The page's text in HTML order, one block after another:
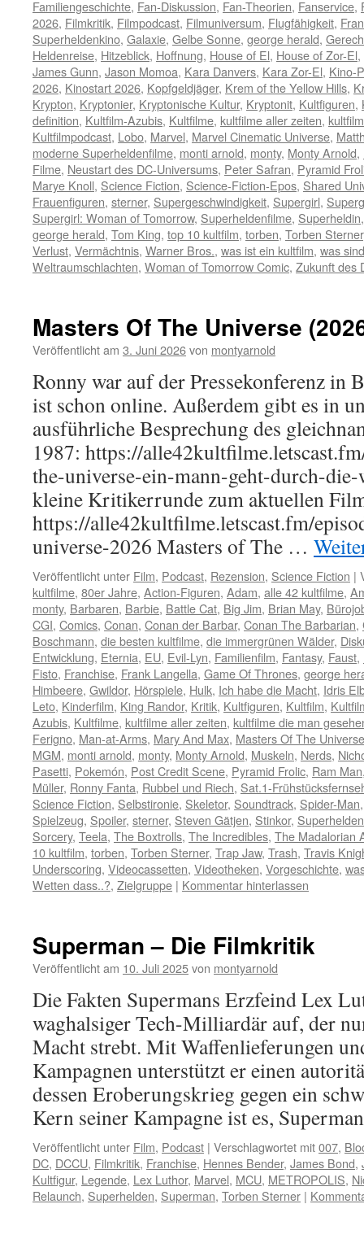
Familiengeschichte, Fan-Diskussion, Fan-Theorien, Fanservice,
2026, Filmkritik, Filmpodcast, Filmuniversum, Flugfähigkeit,
Superheldenkino, Galaxie, Gelbe Sonne, george herald,
Heldenreise, Hitzeblick, Hoffnung, House of El, House of Zor-El,
James Gunn, Jason Momoa, Kara Danvers, Kara Zor-El, Kino-
2026, Kinostart 2026, Kopfgeldjäger, Krem of the Yellow Hills,
Krypton, Kryptonier, Kryptonische Kultur, Kryptonit, Kultfiguren,
definition, Kultfilm-Azubis, Kultfilme, kultfilme aller zeiten,
Kultfilmpodcast, Lobo, Marvel, Marvel Cinematic Universe,
moderne Superheldenfilme, monti arnold, monty, Monty Arnold,
Filme, Neustart des DC-Universums, Peter Safran, Pyramid
Marye Knoll, Science Fiction, Science-Fiction-Epos, Shared
Frauenfiguren, sterner, Supergeschwindigkeit, Supergirl,
Supergirl: Woman of Tomorrow, Superheldenfilme, Superheldin
george herald, Tom King, top 10 kultfilm, torben, Torben Sterner
Verlust, Vermächtnis, Warner Bros., was ist ein kultfilm, was
Weltraumschlachten, Woman of Tomorrow Comic, Zukunft des
Masters Of The Universe
Veröffentlicht am 3. Juni 2026von montyarnold
Ronny war auf der Pressekonferenz in
ist schon online. Außerdem gibt es in
ausführliche Besprechung des
1987: https://
the-universe-ein-mann-geht-durch-die-
kleine Kritikerrunde zum aktuellen
https://alle42kultfilme.letscast.fm/
universe-2026 Masters of The …
Veröffentlicht unter Film, Podcast, Rezension, Science Fiction |
kultfilme, 80er Jahre, Action-Figuren, Adam, alle 42 kultfilme,
monty, Barbaren, Barbie, Battle Cat, Big Jim, Brian May,
CGI, Comics, Conan, Conan der Barbar, Conan The Barbarian,
Boschmann, die besten kultfilme, die immergrünen Wälder,
Entwicklung, Eternia, EU, Evil-Lyn, Familienfilm, Fantasy, Faust,
Fisto, Franchise, Frank Langella, Game Of Thrones, george
Himbeere, Gwildor, Hörspiele, Hulk, Ich habe die Macht, Idris
Leto, Kinderfilm, King Randor, Kritik, Kultfiguren, Kultfilm,
Azubis, Kultfilme, kultfilme aller zeiten, kultfilme die man
Ferigno, Man-at-Arms, Mary And Max, Masters Of The Universe
MGM, monti arnold, monty, Monty Arnold, Muskeln, Nerds,
Pasetti, Pokemón, Post Credit Scene, Pyramid Frolic, Ram Man
Müller, Ronny Fanta, Rubbel und Riech, Sat.1-
Science Fiction, Selbstironie, Skeletor, Soundtrack, Spider-Man
Spielzeug, Spoiler, sterner, Steven Gätjen, Stinkor,
Sorcery, Teela, The Boxtrolls, The Incredibles, The Madalorian
10 kultfilm, torben, Torben Sterner, Trap Jaw, Trash, Travis
Underscoring, Videocassetten, Videotheken, Vorgeschichte,
Wetten dass..?, Zielgruppe | Kommentar hinterlassen
Superman – Die Filmkritik
Veröffentlicht am 10. Juli 2025von montyarnold
Die Fakten Supermans Erzfeind Lex
waghalsiger Tech-Milliardär auf, der
Macht strebt. Mit Waffenlieferungen
Kampagnen unterstützt er einen
dessen Eroberungskrieg gegen ein
Kern seiner Kampagne ist es,
Veröffentlicht unter Film, Podcast | Verschlagwortet mit007,
DC, DCCU, Filmkritik, Franchise, Hennes Bender, James Bond,
Kultfigur, Legende, Lex Luthor, Marvel, MCU, METROPOLIS,
Relaunch, Superhelden, Superman, Torben Sterner |